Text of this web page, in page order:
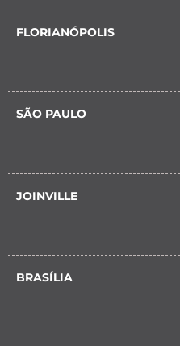
FLORIANÓPOLIS
SÃO PAULO
JOINVILLE
BRASÍLIA